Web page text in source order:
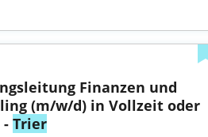
Finanzen und
(m/w/d) in Vollzeit oder
- Trier